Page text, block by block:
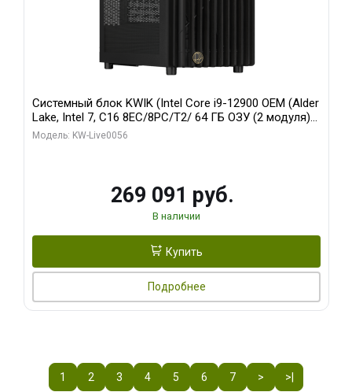
Системный блок KWIK (Intel Core i9-12900 OEM (Alder
Lake, Intel 7, C16 8EC/8PC/T2/ 64 ГБ ОЗУ (2 модуля)/
Palit RTX5080 INFINITY 3 OC 16GB GDDR7 256bit 3xDP
Модель: KW-Live0056
269 091 руб.
В наличии
Купить
Подробнее
1 2 3 4 5 6 7 > >|